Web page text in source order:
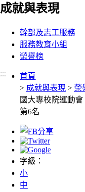
成就與表現
幹部及志工服務
服務教育小組
榮譽榜
:::
:::
首頁
> 成就與表現 > 榮
國大專校院運動
第6名
字級：
小
中